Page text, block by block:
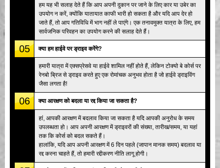
हम यह भी सलाह देते हैं कि आप अपनी दुकान पर जाने के लिए कार या उबेर का
उपयोग न करें, क्योंकि यातायात काफी भारी हो सकता है और यदि आप देर हो
जाते हैं, तो आप गतिविधि में भाग नहीं ले पाएंगे। एक तनावमुक्त यात्रा के लिए, हम
सार्वजनिक परिवहन का उपयोग करने की सलाह देते हैं।
05 क्या हम हाईवे पर ड्राइव करेंगे?
हमारी यात्रा में एक्सप्रेसवे या हाईवे शामिल नहीं होते हैं, लेकिन टोक्यो बे कोर्स पर
रेनबो ब्रिज से ड्राइव करते हुए एक रोमांचक अनुभव होता है जो हाईवे ड्राइविंग
जैसा लगता है!
06 क्या आरक्षण को बदला या रद्द किया जा सकता है?
हां, आपकी आरक्षण में बदलाव किया जा सकता है यदि आपकी अनुरोध के समय
उपलब्धता हो। आप अपनी आरक्षण में ड्राइवरों की संख्या, तारीख/समय, या यहां
तक कि कोर्स को बदल सकते हैं।
हालांकि, यदि आप अपनी आरक्षण में 6 दिन पहले (जापान मानक समय) बदलाव या
रद्द करना चाहते हैं, तो हमारी रद्दीकरण नीति लागू होगी।